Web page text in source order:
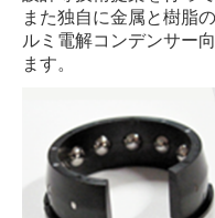
また独自に金属と樹脂
ルミ電解コンデンサー
ます。